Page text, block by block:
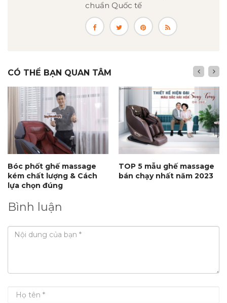
chuẩn Quốc tế
CÓ THỂ BẠN QUAN TÂM
Bóc phốt ghế massage
kém chất lượng & Cách
lựa chọn đúng
TOP 5 mẫu ghế massage
bán chạy nhất năm 2023
Bình luận